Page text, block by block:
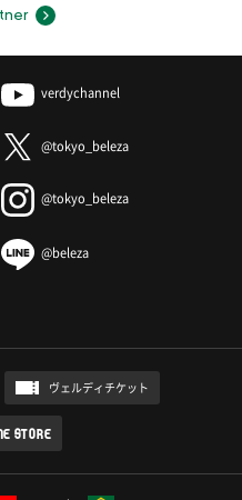
verdychannel
@tokyo_beleza
@tokyo_beleza
@beleza
ヴェルディチケット
STORE